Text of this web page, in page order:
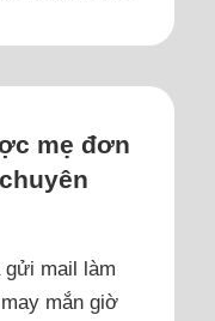
mẹ đơn
mail làm
mắn giờ